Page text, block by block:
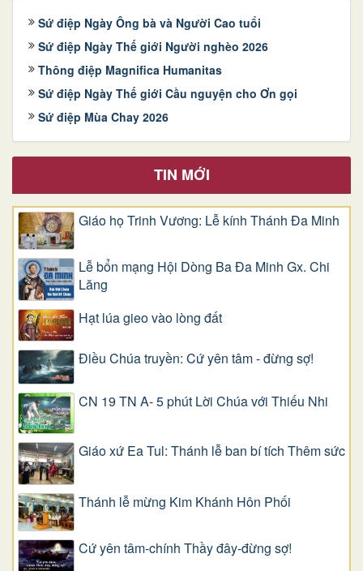
Sứ điệp Ngày Ông bà và Người Cao tuổi
Sứ điệp Ngày Thế giới Người nghèo 2026
Thông điệp Magnifica Humanitas
Sứ điệp Ngày Thế giới Cầu nguyện cho Ơn gọi
Sứ điệp Mùa Chay 2026
TIN MỚI
Giáo họ Trinh Vương: Lễ kính Thánh Đa Minh
Lễ bổn mạng Hội Dòng Ba Đa Minh Gx. Chi
Lăng
Hạt lúa gieo vào lòng đất
Điều Chúa truyền: Cứ yên tâm - đừng sợ!
CN 19 TN A- 5 phút Lời Chúa với Thiếu Nhi
Giáo xứ Ea Tul: Thánh lễ ban bí tích Thêm sức
Thánh lễ mừng Kim Khánh Hôn Phối
Cứ yên tâm-chính Thầy đây-đừng sợ!